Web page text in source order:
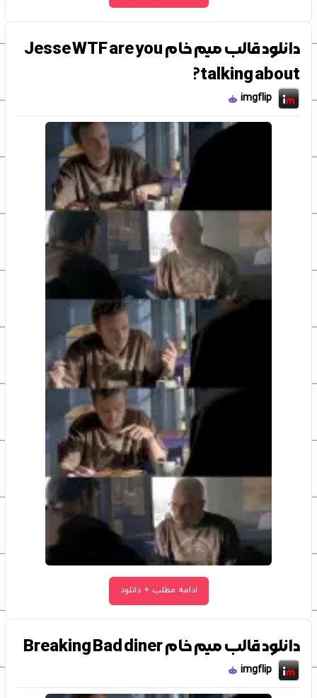
دانلود قالب میم خام Jesse WTF are you
talking about?
imgflip
ادامه مطلب + دانلود
دانلود قالب میم خام Breaking Bad diner
imgflip